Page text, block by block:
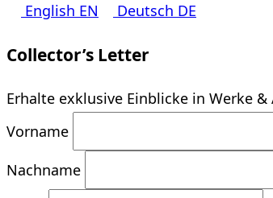
English EN Deutsch DE
Collector’s Letter
Erhalte exklusive Einblicke in Werke
Vorname
Nachname